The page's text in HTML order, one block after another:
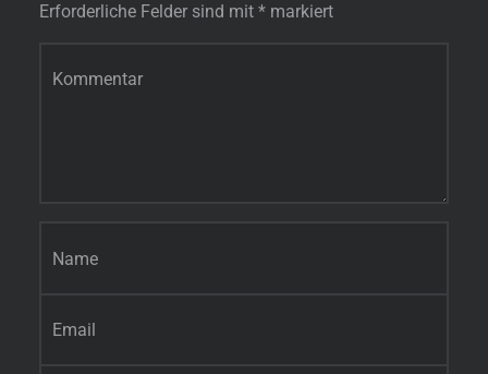
Erforderliche Felder sind mit *markiert